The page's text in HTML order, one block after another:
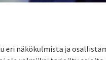
eri näkökulmista ja